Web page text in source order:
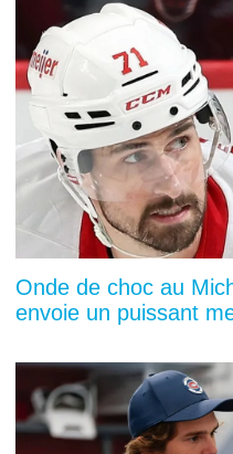
Onde de choc au
envoie un puissant